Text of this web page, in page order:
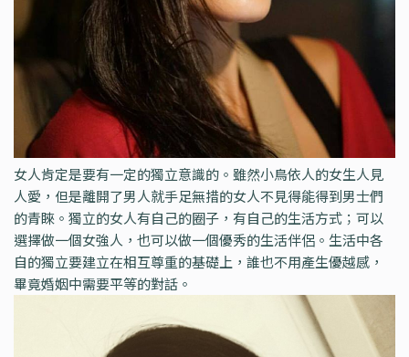
女人肯定是要有一定的獨立意識的。雖然小鳥依人的女生人見
人愛，但是離開了男人就手足無措的女人不見得能得到男士們
的青睞。獨立的女人有自己的圈子，有自己的生活方式；可以
選擇做一個女強人，也可以做一個優秀的生活伴侶。生活中各
自的獨立要建立在相互尊重的基礎上，誰也不用產生優越感，
畢竟婚姻中需要平等的對話。